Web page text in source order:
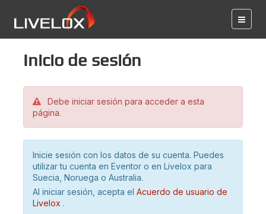
Inicio de sesión
Debe iniciar sesión para acceder a esta
página.
Inicie sesión con los datos de su cuenta. Puedes
utilizar tu cuenta en Eventor o en Livelox para
Suecia, Noruega o Australia.
Al iniciar sesión, acepta el Acuerdo de usuario de
Livelox .